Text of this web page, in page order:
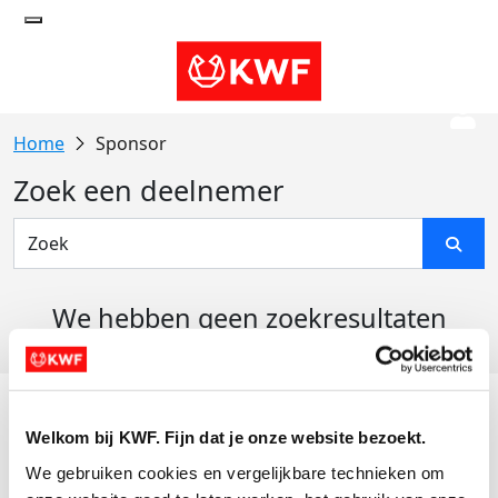
Welkom bij KWF. Fijn dat je onze website bezoekt.
We gebruiken cookies en vergelijkbare technieken om
Sponsor
Zoek een deelnemer
We hebben geen zoekresultaten
Actiematerialen
Evenementen